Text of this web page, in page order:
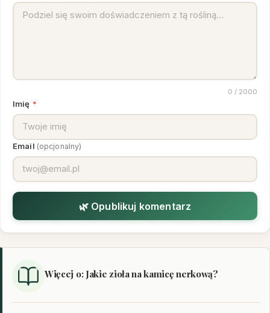
0 / 2000
Imię *
Email (opcjonalny)
🌿 Opublikuj komentarz
Więcej o: Jakie zioła na kamicę nerkową?